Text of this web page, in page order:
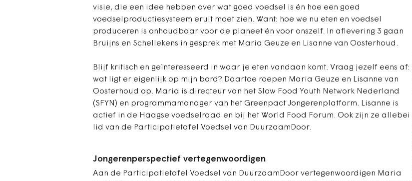
visie, die een idee hebben over wat goed voedsel is én hoe een goed
voedselproductiesysteem eruit moet zien. Want: hoe we nu eten en voedsel
produceren is onhoudbaar voor de planeet én voor onszelf. In aflevering 3 gaan
Bruijns en Schellekens in gesprek met Maria Geuze en Lisanne van Oosterhoud.
Blijf kritisch en geïnteresseerd in waar je eten vandaan komt. Vraag jezelf eens af:
wat ligt er eigenlijk op mijn bord? Daartoe roepen Maria Geuze en Lisanne van
Oosterhoud op. Maria is directeur van het Slow Food Youth Network Nederland
(SFYN) en programmamanager van het Greenpact Jongerenplatform. Lisanne is
actief in de Haagse voedselraad en bij het World Food Forum. Ook zijn ze allebei
lid van de Participatietafel Voedsel van DuurzaamDoor.
Jongerenperspectief vertegenwoordigen
Aan de Participatietafel Voedsel van DuurzaamDoor vertegenwoordigen Maria